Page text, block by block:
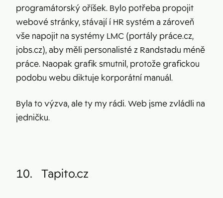
programátorský oříšek. Bylo potřeba propojit
webové stránky, stávají í HR systém a zároveň
vše napojit na systémy LMC (portály práce.cz,
jobs.cz), aby měli personalisté z Randstadu méně
práce. Naopak grafik smutnil, protože grafickou
podobu webu diktuje korporátní manuál.
Byla to výzva, ale ty my rádi. Web jsme zvládli na
jedničku.
10. Tapito.cz